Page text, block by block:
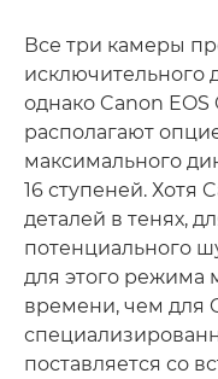
Все три камеры
исключительного
однако Canon EOS
располагают
максимального
16 ступеней. Хотя
деталей в тенях,
потенциального
для этого режима
времени, чем для
поставляется со